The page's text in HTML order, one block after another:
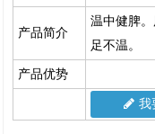
产品简介
温中健脾
足不温。
产品优势
我